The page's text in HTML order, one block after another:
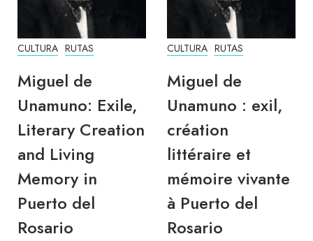
CULTURA RUTAS
Miguel de
Unamuno: Exile,
Literary Creation
and Living
Memory in
Puerto del
Rosario
CULTURA RUTAS
Miguel de
Unamuno : exil,
création
littéraire et
mémoire vivante
à Puerto del
Rosario